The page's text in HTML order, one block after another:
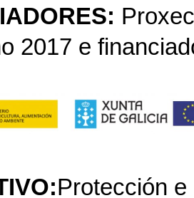
2017 e
Protección